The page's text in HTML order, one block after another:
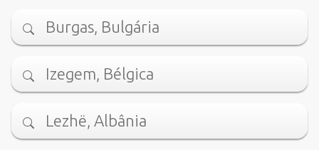
Burgas, Bulgária
Izegem, Bélgica
Lezhë, Albânia